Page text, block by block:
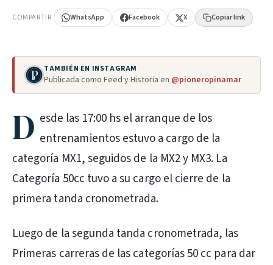
COMPARTIR WhatsApp Facebook X Copiar link
TAMBIÉN EN INSTAGRAM
Publicada como Feed y Historia en @pioneropinamar
D esde las 17:00 hs el arranque de los
entrenamientos estuvo a cargo de la
categoría MX1, seguidos de la MX2 y MX3. La
Categoría 50cc tuvo a su cargo el cierre de la
primera tanda cronometrada.
Luego de la segunda tanda cronometrada, las
Primeras carreras de las categorías 50 cc para dar